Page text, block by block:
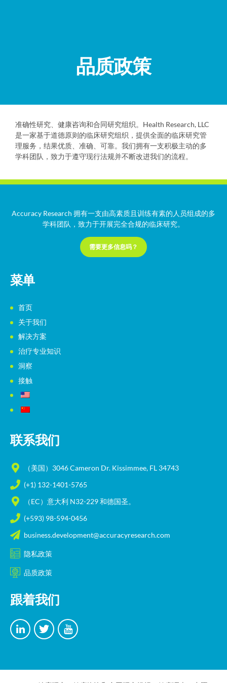
品质政策
准确性研究、健康咨询和合同研究组织。Health Research, LLC
是一家基于道德原则的临床研究组织，提供全面的临床研究管
理服务，结果优质、准确、可靠。我们拥有一支积极主动的多
学科团队，致力于遵守现行法规并不断改进我们的流程。
Accuracy Research 拥有一支由高素质且训练有素的人员组成的多
学科团队，致力于开展完全合规的临床研究。
需要更多信息吗？
菜单
首页
关于我们
解决方案
治疗专业知识
洞察
接触
联系我们
（美国）3046 Cameron Dr. Kissimmee, FL 34743
(+1) 132-1401-5765
（EC）意大利 N32-229 和德国圣。
(+593) 98-594-0456
business.development@accuracyresearch.com
隐私政策
品质政策
跟着我们